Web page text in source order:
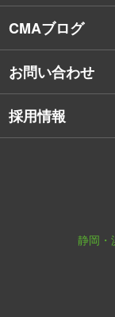
CMAブログ
お問い合わせ
採用情報
静岡・